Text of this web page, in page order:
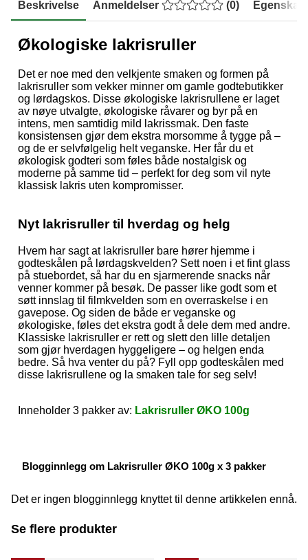
Beskrivelse Anmeldelser (0)
Økologiske lakrisruller
Det er noe med den velkjente smaken og formen på
lakrisruller som vekker minner om gamle godtebutikker
og lørdagskos. Disse økologiske lakrisrullene er laget
av nøye utvalgte, økologiske råvarer og byr på en
intens, men samtidig mild lakrissmak. Den faste
konsistensen gjør dem ekstra morsomme å tygge på –
og de er selvfølgelig helt veganske. Her får du et
økologisk godteri som føles både nostalgisk og
moderne på samme tid – perfekt for deg som vil nyte
klassisk lakris uten kompromisser.
Nyt lakrisruller til hverdag og helg
Hvem har sagt at lakrisruller bare hører hjemme i
godteskålen på lørdagskvelden? Sett noen i et fint glass
på stuebordet, så har du en sjarmerende snacks når
venner kommer på besøk. De passer like godt som et
søtt innslag til filmkvelden som en overraskelse i en
gavepose. Og siden de både er veganske og
økologiske, føles det ekstra godt å dele dem med andre.
Klassiske lakrisruller er rett og slett den lille detaljen
som gjør hverdagen hyggeligere – og helgen enda
bedre. Så hva venter du på? Fyll opp godteskålen med
disse lakrisrullene og la smaken tale for seg selv!
Inneholder 3 pakker av: Lakrisruller ØKO 100g
Blogginnlegg om Lakrisruller ØKO 100g x 3 pakker
Det er ingen blogginnlegg knyttet til denne artikkelen ennå.
Se flere produkter